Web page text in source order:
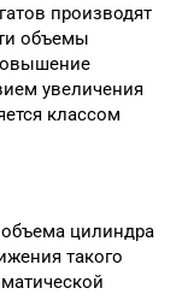
производят
объемы
увеличения
классом
цилиндра
такого